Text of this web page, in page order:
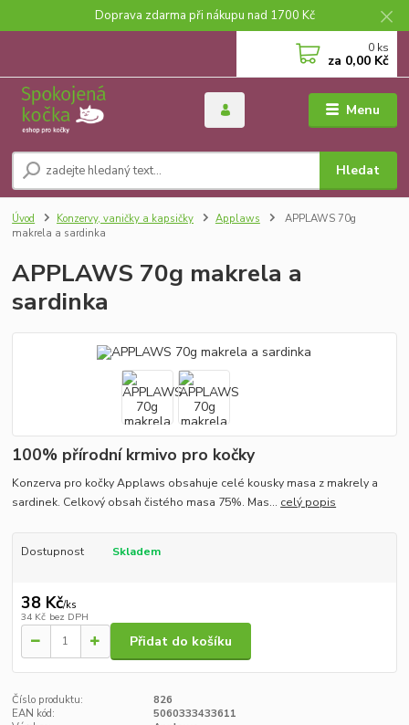
Doprava zdarma při nákupu nad 1700 Kč
Menu
Hledat
0 ks
za 0,00 Kč
Úvod Konzervy, vaničky a kapsičky Applaws
APPLAWS 70g
makrela a sardinka
APPLAWS 70g makrela a
sardinka
100% přírodní krmivo pro kočky
Konzerva pro kočky Applaws obsahuje celé kousky masa z makrely a
sardinek. Celkový obsah čistého masa 75%. Mas... celý popis
Dostupnost Skladem
38 Kč/ks
34 Kč bez DPH
Přidat do košíku
Číslo produktu:
826
EAN kód:
5060333433611